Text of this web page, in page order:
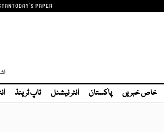
TODAY'S PAPER
خاص خبریں پاکستان انٹر نیشنل ٹاپ ٹرینڈ